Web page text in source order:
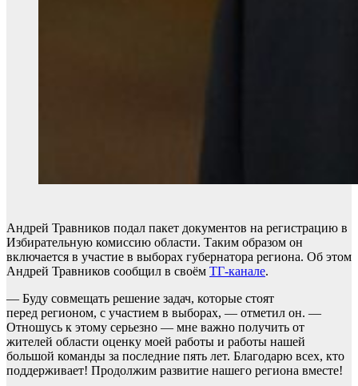
Андрей Травников подал пакет документов на регистрацию в
Избирательную комиссию области. Таким образом он
включается в участие в выборах губернатора региона. Об этом
Андрей Травников сообщил в своём ТГ-канале.
— Буду совмещать решение задач, которые стоят
перед регионом, с участием в выборах, — отметил он. —
Отношусь к этому серьезно — мне важно получить от
жителей области оценку моей работы и работы нашей
большой команды за последние пять лет. Благодарю всех, кто
поддерживает! Продолжим развитие нашего региона вместе!